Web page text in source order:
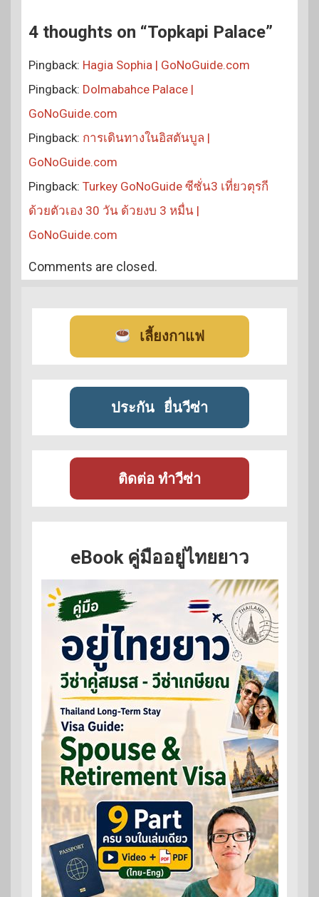
4 thoughts on “Topkapi Palace”
Pingback: Hagia Sophia | GoNoGuide.com
Pingback: Dolmabahce Palace |
GoNoGuide.com
Pingback: การเดินทางในอิสตันบูล |
GoNoGuide.com
Pingback: Turkey GoNoGuide ซีซั่น3 เที่ยวตุรกี
ด้วยตัวเอง 30 วัน ด้วยงบ 3 หมื่น |
GoNoGuide.com
Comments are closed.
เลี้ยงกาแฟ
ประกัน ยื่นวีซ่า
ติดต่อ ทำวีซ่า
eBook คู่มืออยู่ไทยยาว